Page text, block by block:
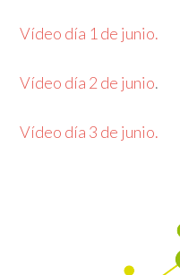
Vídeo día 1 de junio.
Vídeo día 2 de junio.
Vídeo día 3 de junio.